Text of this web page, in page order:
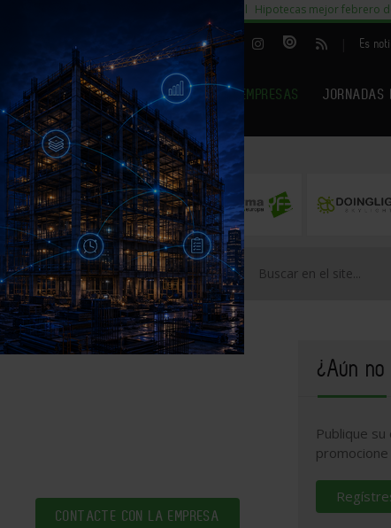
29% cambiar al alquiler temporal Hipotecas mejor febrero
| Es
PRODUCTOS AGENDA ARTÍCULOS EMPRESAS JORNADAS
EMPRESAS PREMIUM
CONTACTE CON LA EMPRESA
¿Aún
Publique